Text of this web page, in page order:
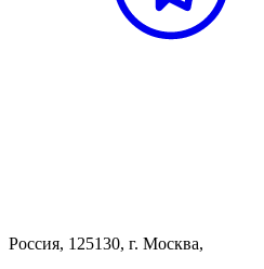
Россия, 125130, г. Москва,